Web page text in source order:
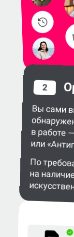
2
Вы сами
в работе —
или
По
на наличие